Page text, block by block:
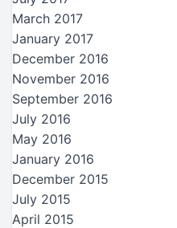
March 2017
January 2017
December 2016
November 2016
September 2016
July 2016
May 2016
January 2016
December 2015
July 2015
April 2015